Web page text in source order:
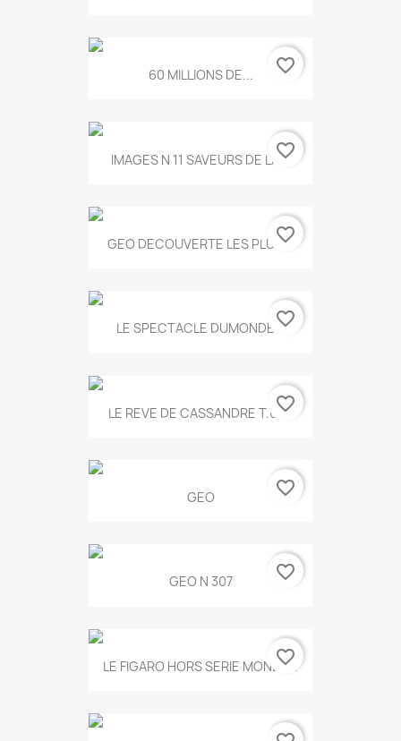
60 MILLIONS DE... favorite_border
IMAGES N 11 SAVEURS DE LA...
favorite_border
GEO DECOUVERTE LES PLUS...
favorite_border
LE SPECTACLE DUMONDE...favorite_border
LE REVE DE CASSANDRE T.634
favorite_border
GEO favorite_border
GEO N 307 favorite_border
LE FIGARO HORS SERIE MONET...
favorite_border